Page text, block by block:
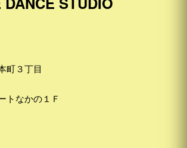
町３丁目
トなかの１Ｆ